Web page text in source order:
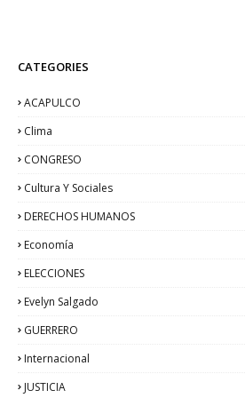
CATEGORIES
ACAPULCO
Clima
CONGRESO
Cultura Y Sociales
DERECHOS HUMANOS
Economía
ELECCIONES
Evelyn Salgado
GUERRERO
Internacional
JUSTICIA